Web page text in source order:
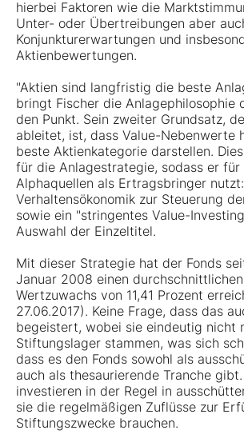
hierbei Faktoren wie die
Unter- oder Übertreibungen aber
Konjunkturerwartungen und
Aktienbewertungen.
"Aktien sind langfristig die beste
bringt Fischer die Anlagephilosophie
den Punkt. Sein zweiter Grundsatz,
ableitet, ist, dass Value-Nebenwerte
beste Aktienkategorie darstellen.
für die Anlagestrategie, sodass er für
Alphaquellen als Ertragsbringer
Verhaltensökonomik zur Steuerung
sowie ein "stringentes Value-
Auswahl der Einzeltitel.
Mit dieser Strategie hat der Fonds
Januar 2008 einen
Wertzuwachs von 11,41 Prozent
27.06.2017). Keine Frage, dass das
begeistert, wobei sie eindeutig nicht
Stiftungslager stammen, was sich
dass es den Fonds sowohl als
auch als thesaurierende Tranche
investieren in der Regel in
sie die regelmäßigen Zuflüsse zur
Stiftungszwecke brauchen.